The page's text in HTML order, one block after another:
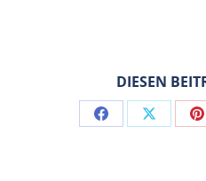
DIESEN
Share Share